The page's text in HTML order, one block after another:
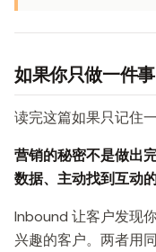
如果你只做一件事
读完这篇如果只记住
营销的秘密不是做出
数据、主动找到互动
Inbound 让客户发现
兴趣的客户。两者用